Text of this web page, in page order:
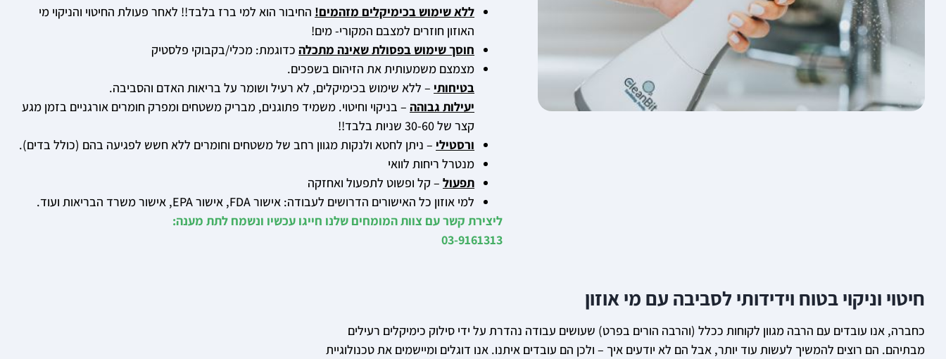
ללא שימוש בכימיקלים מזהמים! החיבור הוא למי ברז בלבד!! לאחר פעולת החיטוי והניקוי מי
האוזון חוזרים למצבם המקורי- מים!
חוסך שימוש בפסולת שאינה מתכלהכדוגמת: מכלי/בקבוקי פלסטיק
מצמצם משמעותית את הזיהום בשפכים.
בטיחותי – ללא שימוש בכימיקלים, לא רעיל ושומר על בריאות האדם והסביבה.
יעילות גבוהה– בניקוי וחיטוי. משמיד פתוגנים, מבריק משטחים ומפרק חומרים אורגניים בזמן מגע
קצר של 30-60 שניות בלבד!!
ורסטילי – ניתן לחטא ולנקות מגוון רחב של משטחים וחומרים ללא חשש לפגיעה בהם (כולל בדים).
מנטרל ריחות לוואי
תפעול– קל ופשוט לתפעול ואחזקה
למי אוזון כל האישורים הדרושים לעבודה: אישור FDA, אישור EPA, אישור משרד הבריאות ועוד.
ליצירת קשר עם צוות המומחים שלנו חייגו עכשיו ונשמח לתת מענה:
03-9161313
חיטוי וניקוי בטוח וידידותי לסביבה עם מי אוזון
כחברה, אנו עובדים עם הרבה מגוון לקוחות ככלל (והרבה הורים בפרט) שעושים עבודה נהדרת על ידי סילוק כימיקלים רעילים
מבתיהם. הם רוצים להמשיך לעשות עוד יותר, אבל הם לא יודעים איך – ולכן הם עובדים איתנו. אנו דוגלים ומיישמים את טכנולוגיית